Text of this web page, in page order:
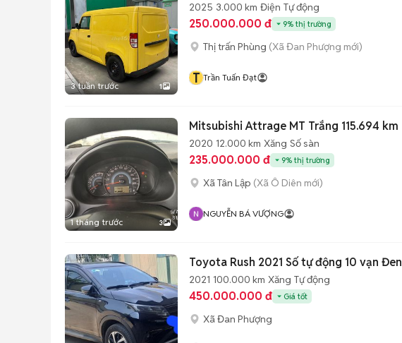
3 tuần trước 1
2025 3.000 km Điện Tự động
250.000.000 đ 9% thị trường
Thị trấn Phùng (Xã Đan Phượng mới)
T Trần Tuấn Đạt
1 tháng trước 3
Mitsubishi Attrage MT Trắng 115.694 km
2020 12.000 km Xăng Số sàn
235.000.000 đ 9% thị trường
Xã Tân Lập (Xã Ô Diên mới)
NGUYỄN BÁ VƯỢNG
Toyota Rush 2021 Số tự động 10 vạn Đen
2021 100.000 km Xăng Tự động
450.000.000 đ Giá tốt
Xã Đan Phượng